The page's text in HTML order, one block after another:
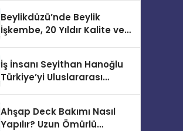
dokunmatik ekranı, mobil
uygulama desteği ve akıllı
sensör entegrasyonu
daha kolay, konforlu ve
verimli hale getiriyor. Enerji
verimliliğini artırırken
modern yaşam alanlarında
teknolojiyi estetik ile bulu
Holding Industrial City”
Projesini Hayata Geçirecek
Beylikdüzü’nde Beylik
İşkembe, 20 Yıldır Kalite ve
İş İnsanı Seyithan Hanoğlu
Türkiye’yi Uluslararası
Ahşap Deck Bakımı Nasıl
Yapılır? Uzun Ömürlü